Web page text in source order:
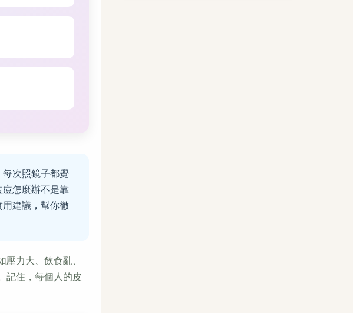
次照鏡子都覺
怎麼辦不是靠
建議，幫你徹
力大、飲食亂、
記住，每個人的皮